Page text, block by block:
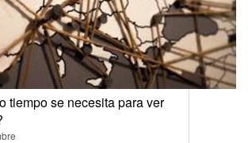
tiempo se necesita para ver